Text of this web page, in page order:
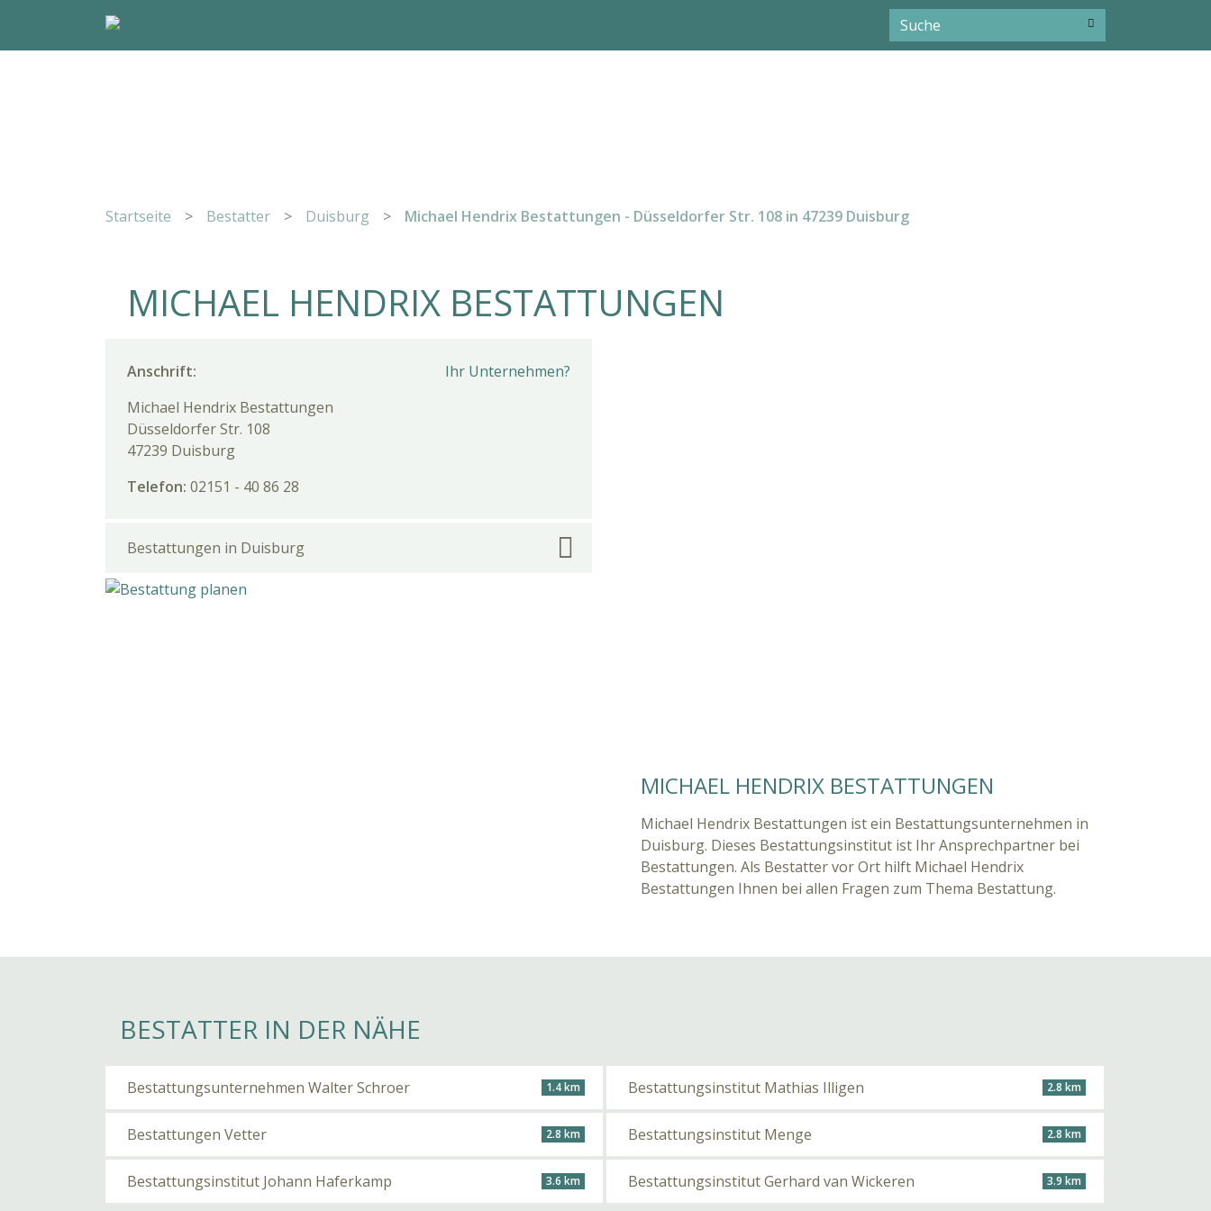
Startseite > Bestatter > Duisburg > Michael Hendrix Bestattungen - Düsseldorfer Str. 108 in 47239 Duisburg
MICHAEL HENDRIX BESTATTUNGEN
Ihr Unternehmen?
Anschrift:
Michael Hendrix Bestattungen
Düsseldorfer Str. 108
47239 Duisburg
Telefon: 02151 - 40 86 28
Bestattungen in Duisburg
MICHAEL HENDRIX BESTATTUNGEN
Michael Hendrix Bestattungen ist ein Bestattungsunternehmen in
Duisburg. Dieses Bestattungsinstitut ist Ihr Ansprechpartner bei
Bestattungen. Als Bestatter vor Ort hilft Michael Hendrix
Bestattungen Ihnen bei allen Fragen zum Thema Bestattung.
BESTATTER IN DER NÄHE
Bestattungsunternehmen Walter Schroer 1.4 km Bestattungsinstitut Mathias Illigen 2.8 km
Bestattungen Vetter 2.8 km Bestattungsinstitut Menge 2.8 km
Bestattungsinstitut Johann Haferkamp 3.6 km Bestattungsinstitut Gerhard van Wickeren 3.9 km